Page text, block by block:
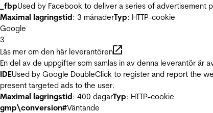
_fbpUsed by Facebook to deliver a series of advertisement
Maximal lagringstid: 3 månaderTyp: HTTP-cookie
Google
3
Läs mer om den här leverantören
En del av de uppgifter som samlas in av denna leverantör
IDEUsed by Google DoubleClick to register and report the
present targeted ads to the user.
Maximal lagringstid: 400 dagarTyp: HTTP-cookie
gmp\conversion#Väntande